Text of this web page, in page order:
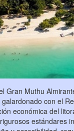
Gran Muthu
con el
económica del
estándares